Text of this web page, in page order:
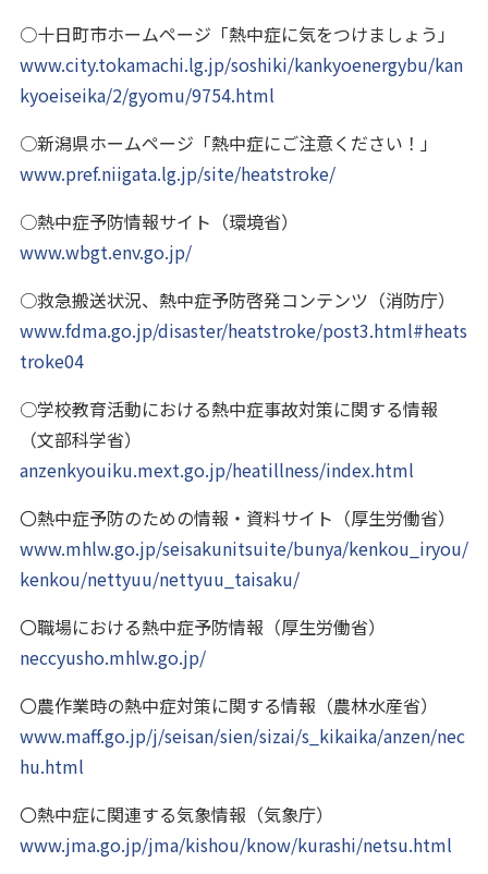
○十日町市ホームページ「熱中症に気をつけましょう」
www.city.tokamachi.lg.jp/soshiki/kankyoenergybu/kan
kyoeiseika/2/gyomu/9754.html
○新潟県ホームページ「熱中症にご注意ください！」
www.pref.niigata.lg.jp/site/heatstroke/
○熱中症予防情報サイト（環境省）
www.wbgt.env.go.jp/
○救急搬送状況、熱中症予防啓発コンテンツ（消防庁）
www.fdma.go.jp/disaster/heatstroke/post3.html#heats
troke04
○学校教育活動における熱中症事故対策に関する情報
（文部科学省）
anzenkyouiku.mext.go.jp/heatillness/index.html
〇熱中症予防のための情報・資料サイト（厚生労働省）
www.mhlw.go.jp/seisakunitsuite/bunya/kenkou_iryou/
kenkou/nettyuu/nettyuu_taisaku/
〇職場における熱中症予防情報（厚生労働省）
neccyusho.mhlw.go.jp/
〇農作業時の熱中症対策に関する情報（農林水産省）
www.maff.go.jp/j/seisan/sien/sizai/s_kikaika/anzen/nec
hu.html
〇熱中症に関連する気象情報（気象庁）
www.jma.go.jp/jma/kishou/know/kurashi/netsu.html